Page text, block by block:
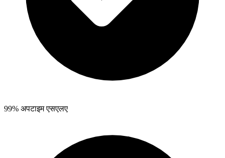
99% अपटाइम एसएलए